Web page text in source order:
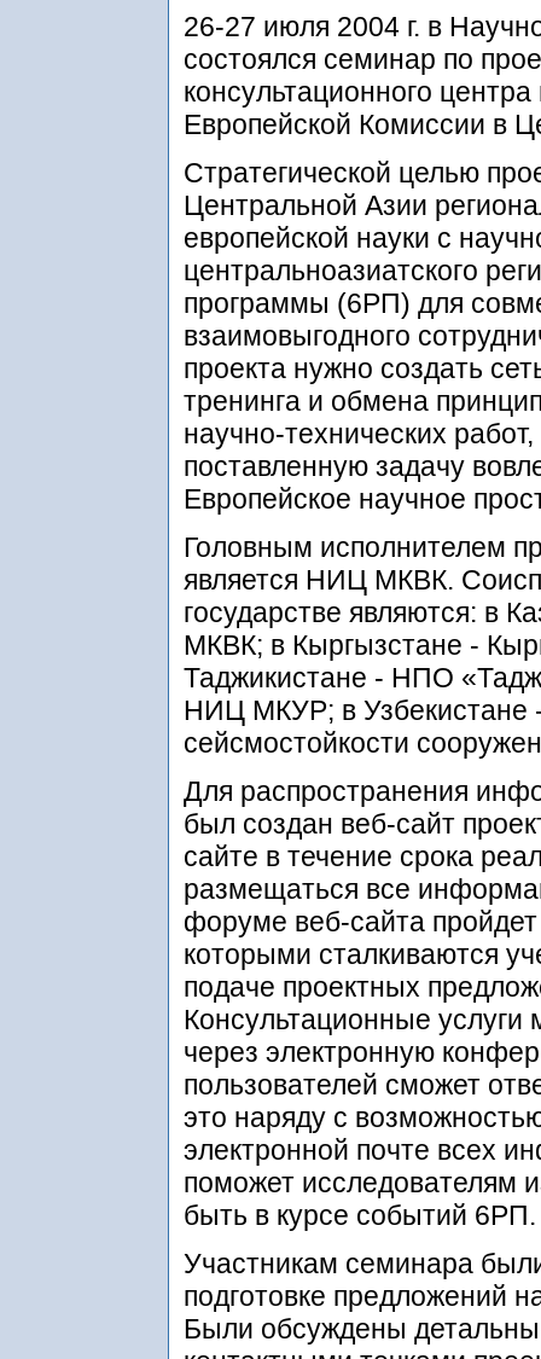
26-27 июля 2004 г. в
состоялся семинар по
консультационного
Европейской Комиссии в
Стратегической целью
Центральной Азии
европейской науки с
центральноазиатского
программы (6РП) для
взаимовыгодного
проекта нужно создать
тренинга и обмена
научно-технических
поставленную задачу
Европейское научное
Головным исполнителем
является НИЦ МКВК.
государстве являются: в
МКВК; в Кыргызстане -
Таджикистане - НПО
НИЦ МКУР; в Узбекистане
сейсмостойкости
Для распространения
был создан веб-сайт
сайте в течение срока
размещаться все
форуме веб-сайта
которыми сталкиваются
подаче проектных
Консультационные услуги
через электронную
пользователей сможет
это наряду с
электронной почте всех
поможет исследователям
быть в курсе событий 6РП.
Участникам семинара
подготовке предложений
Были обсуждены